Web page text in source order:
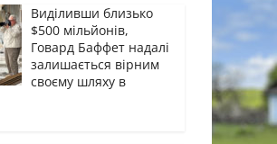
Виділивши близько
$500 мільйонів,
Говард Баффет надалі
залишається вірним
своєму шляху в